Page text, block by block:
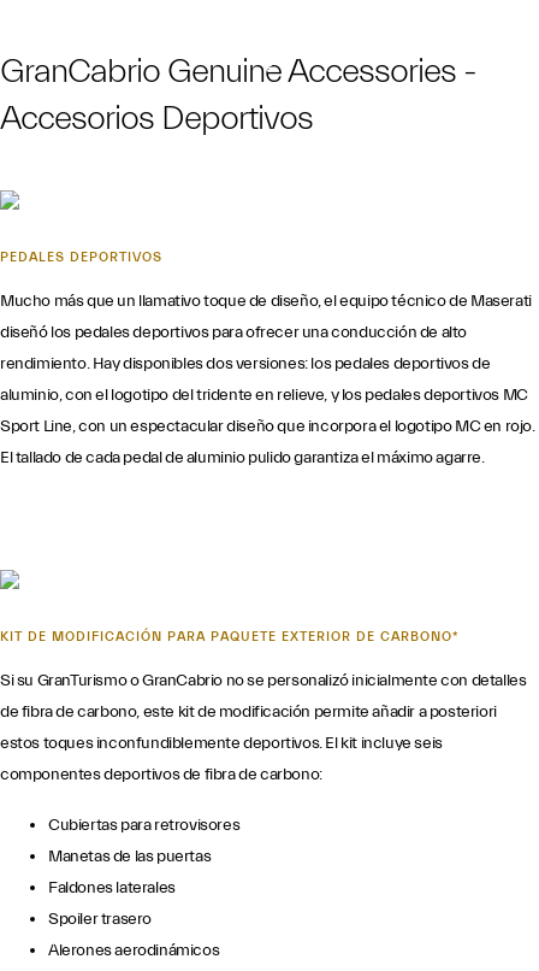
GranCabrio Genuine Accessories -
Accesorios Deportivos
PEDALES DEPORTIVOS
Mucho más que un llamativo toque de diseño, el equipo técnico de Maserati
diseñó los pedales deportivos para ofrecer una conducción de alto
rendimiento. Hay disponibles dos versiones: los pedales deportivos de
aluminio, con el logotipo del tridente en relieve, y los pedales deportivos MC
Sport Line, con un espectacular diseño que incorpora el logotipo MC en rojo.
El tallado de cada pedal de aluminio pulido garantiza el máximo agarre.
KIT DE MODIFICACIÓN PARA PAQUETE EXTERIOR DE CARBONO*
Si su GranTurismo o GranCabrio no se personalizó inicialmente con detalles
de fibra de carbono, este kit de modificación permite añadir a posteriori
estos toques inconfundiblemente deportivos. El kit incluye seis
componentes deportivos de fibra de carbono:
Cubiertas para retrovisores
Manetas de las puertas
Faldones laterales
Spoiler trasero
Alerones aerodinámicos